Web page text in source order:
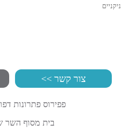
ניקניים
צור קשר >>
פפירוס פתרונות
בית מסוף השר